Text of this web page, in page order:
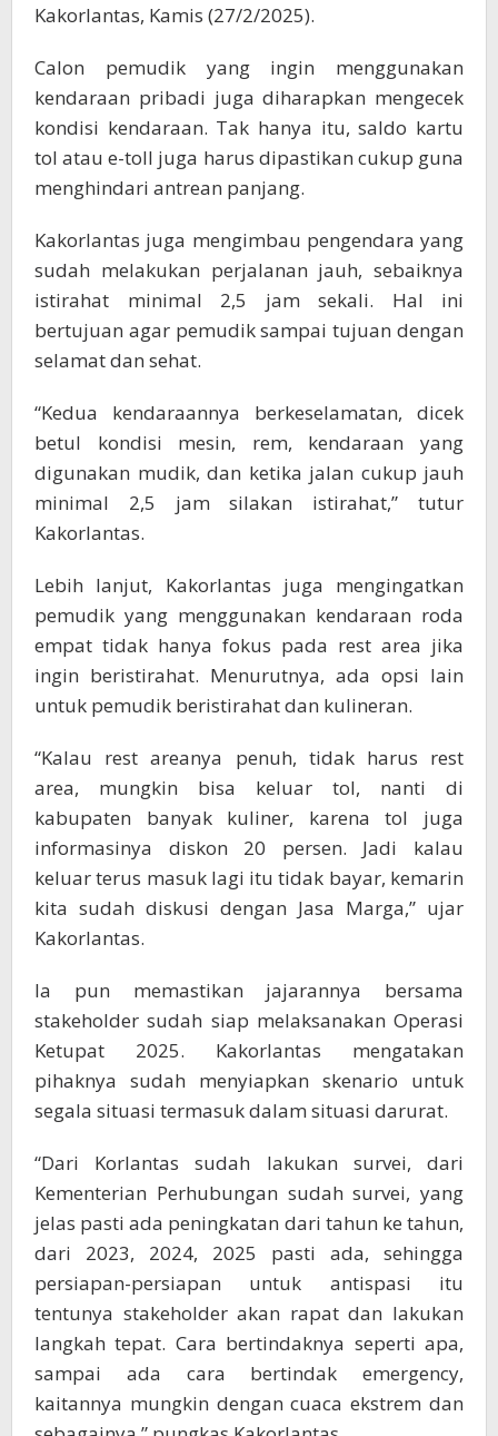
Kakorlantas, Kamis (27/2/2025).
Calon pemudik yang ingin menggunakan
kendaraan pribadi juga diharapkan mengecek
kondisi kendaraan. Tak hanya itu, saldo kartu
tol atau e-toll juga harus dipastikan cukup guna
menghindari antrean panjang.
Kakorlantas juga mengimbau pengendara yang
sudah melakukan perjalanan jauh, sebaiknya
istirahat minimal 2,5 jam sekali. Hal ini
bertujuan agar pemudik sampai tujuan dengan
selamat dan sehat.
“Kedua kendaraannya berkeselamatan, dicek
betul kondisi mesin, rem, kendaraan yang
digunakan mudik, dan ketika jalan cukup jauh
minimal 2,5 jam silakan istirahat,” tutur
Kakorlantas.
Lebih lanjut, Kakorlantas juga mengingatkan
pemudik yang menggunakan kendaraan roda
empat tidak hanya fokus pada rest area jika
ingin beristirahat. Menurutnya, ada opsi lain
untuk pemudik beristirahat dan kulineran.
“Kalau rest areanya penuh, tidak harus rest
area, mungkin bisa keluar tol, nanti di
kabupaten banyak kuliner, karena tol juga
informasinya diskon 20 persen. Jadi kalau
keluar terus masuk lagi itu tidak bayar, kemarin
kita sudah diskusi dengan Jasa Marga,” ujar
Kakorlantas.
Ia pun memastikan jajarannya bersama
stakeholder sudah siap melaksanakan Operasi
Ketupat 2025. Kakorlantas mengatakan
pihaknya sudah menyiapkan skenario untuk
segala situasi termasuk dalam situasi darurat.
“Dari Korlantas sudah lakukan survei, dari
Kementerian Perhubungan sudah survei, yang
jelas pasti ada peningkatan dari tahun ke tahun,
dari 2023, 2024, 2025 pasti ada, sehingga
persiapan-persiapan untuk antispasi itu
tentunya stakeholder akan rapat dan lakukan
langkah tepat. Cara bertindaknya seperti apa,
sampai ada cara bertindak emergency,
kaitannya mungkin dengan cuaca ekstrem dan